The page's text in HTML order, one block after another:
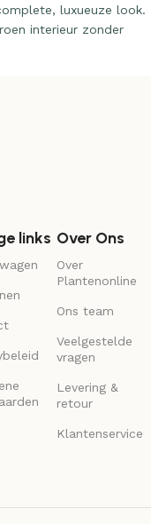
binnen enkele
stijlvolle
links Over Ons
Over
Plantenonline
Ons team
Veelgestelde
vragen
Levering &